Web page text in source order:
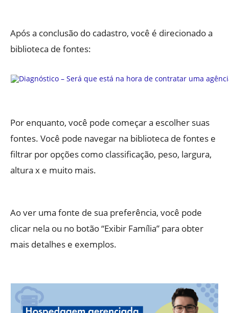
Após a conclusão do cadastro, você é direcionado a
biblioteca de fontes:
Por enquanto, você pode começar a escolher suas
fontes. Você pode navegar na biblioteca de fontes e
filtrar por opções como classificação, peso, largura,
altura x e muito mais.
Ao ver uma fonte de sua preferência, você pode
clicar nela ou no botão “Exibir Família” para obter
mais detalhes e exemplos.